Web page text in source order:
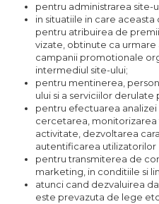
pentru administrarea site-
in situatiile in care
pentru atribuirea de
vizate, obtinute ca urmare
campanii promotionale
intermediul site-ului;
pentru mentinerea,
ului si a serviciilor
pentru efectuarea
cercetarea,
activitate, dezvoltarea
autentificarea utilizatorilor
pentru transmiterea de
marketing, in conditiile si
atunci cand dezvaluirea
este prevazuta de lege